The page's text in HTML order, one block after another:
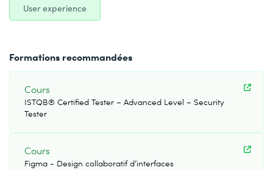
User experience
Formations recommandées
Cours
ISTQB® Certified Tester – Advanced Level – Security
Tester
Cours
Figma - Design collaboratif d’interfaces